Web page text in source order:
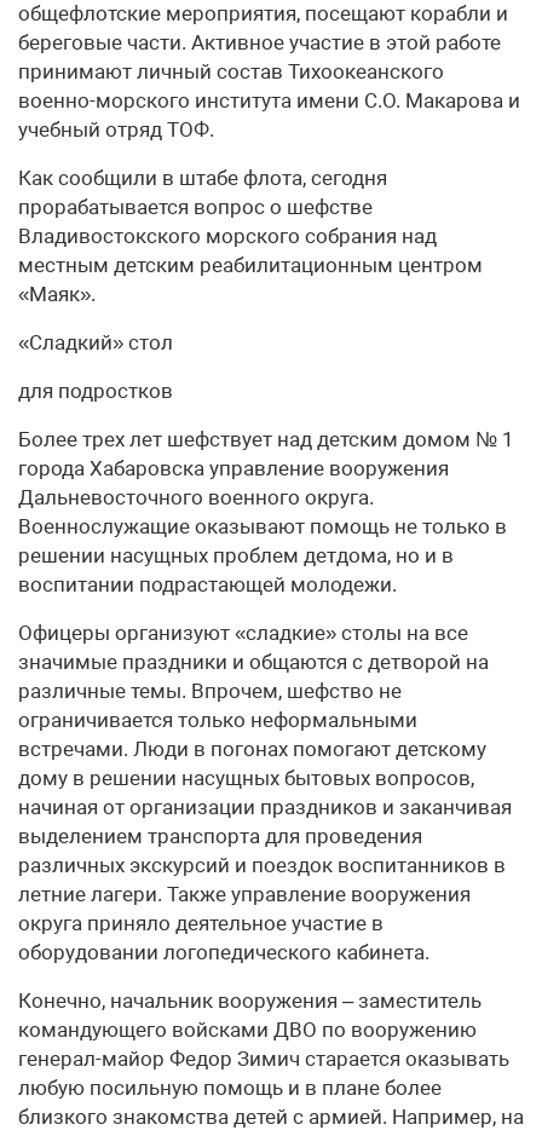
общефлотские мероприятия, посещают корабли и
береговые части. Активное участие в этой работе
принимают личный состав Тихоокеанского
военно-морского института имени С.О. Макарова и
учебный отряд ТОФ.
Как сообщили в штабе флота, сегодня
прорабатывается вопрос о шефстве
Владивостокского морского собрания над
местным детским реабилитационным центром
«Маяк».
«Сладкий» стол
для подростков
Более трех лет шефствует над детским домом № 1
города Хабаровска управление вооружения
Дальневосточного военного округа.
Военнослужащие оказывают помощь не только в
решении насущных проблем детдома, но и в
воспитании подрастающей молодежи.
Офицеры организуют «сладкие» столы на все
значимые праздники и общаются с детворой на
различные темы. Впрочем, шефство не
ограничивается только неформальными
встречами. Люди в погонах помогают детскому
дому в решении насущных бытовых вопросов,
начиная от организации праздников и заканчивая
выделением транспорта для проведения
различных экскурсий и поездок воспитанников в
летние лагери. Также управление вооружения
округа приняло деятельное участие в
оборудовании логопедического кабинета.
Конечно, начальник вооружения – заместитель
командующего войсками ДВО по вооружению
генерал-майор Федор Зимич старается оказывать
любую посильную помощь и в плане более
близкого знакомства детей с армией. Например, на